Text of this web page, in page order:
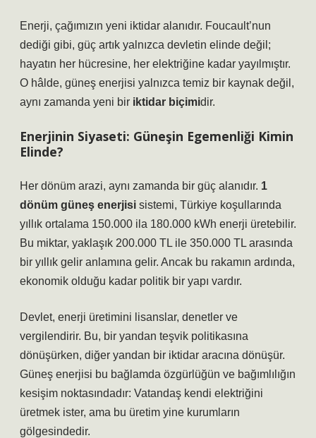
Enerji, çağımızın yeni iktidar alanıdır. Foucault’nun
dediği gibi, güç artık yalnızca devletin elinde değil;
hayatın her hücresine, her elektriğine kadar yayılmıştır.
O hâlde, güneş enerjisi yalnızca temiz bir kaynak değil,
aynı zamanda yeni bir iktidar biçimidir.
Enerjinin Siyaseti: Güneşin Egemenliği Kimin
Elinde?
Her dönüm arazi, aynı zamanda bir güç alanıdır. 1
dönüm güneş enerjisi sistemi, Türkiye koşullarında
yıllık ortalama 150.000 ila 180.000 kWh enerji üretebilir.
Bu miktar, yaklaşık 200.000 TL ile 350.000 TL arasında
bir yıllık gelir anlamına gelir. Ancak bu rakamın ardında,
ekonomik olduğu kadar politik bir yapı vardır.
Devlet, enerji üretimini lisanslar, denetler ve
vergilendirir. Bu, bir yandan teşvik politikasına
dönüşürken, diğer yandan bir iktidar aracına dönüşür.
Güneş enerjisi bu bağlamda özgürlüğün ve bağımlılığın
kesişim noktasındadır: Vatandaş kendi elektriğini
üretmek ister, ama bu üretim yine kurumların
gölgesindedir.